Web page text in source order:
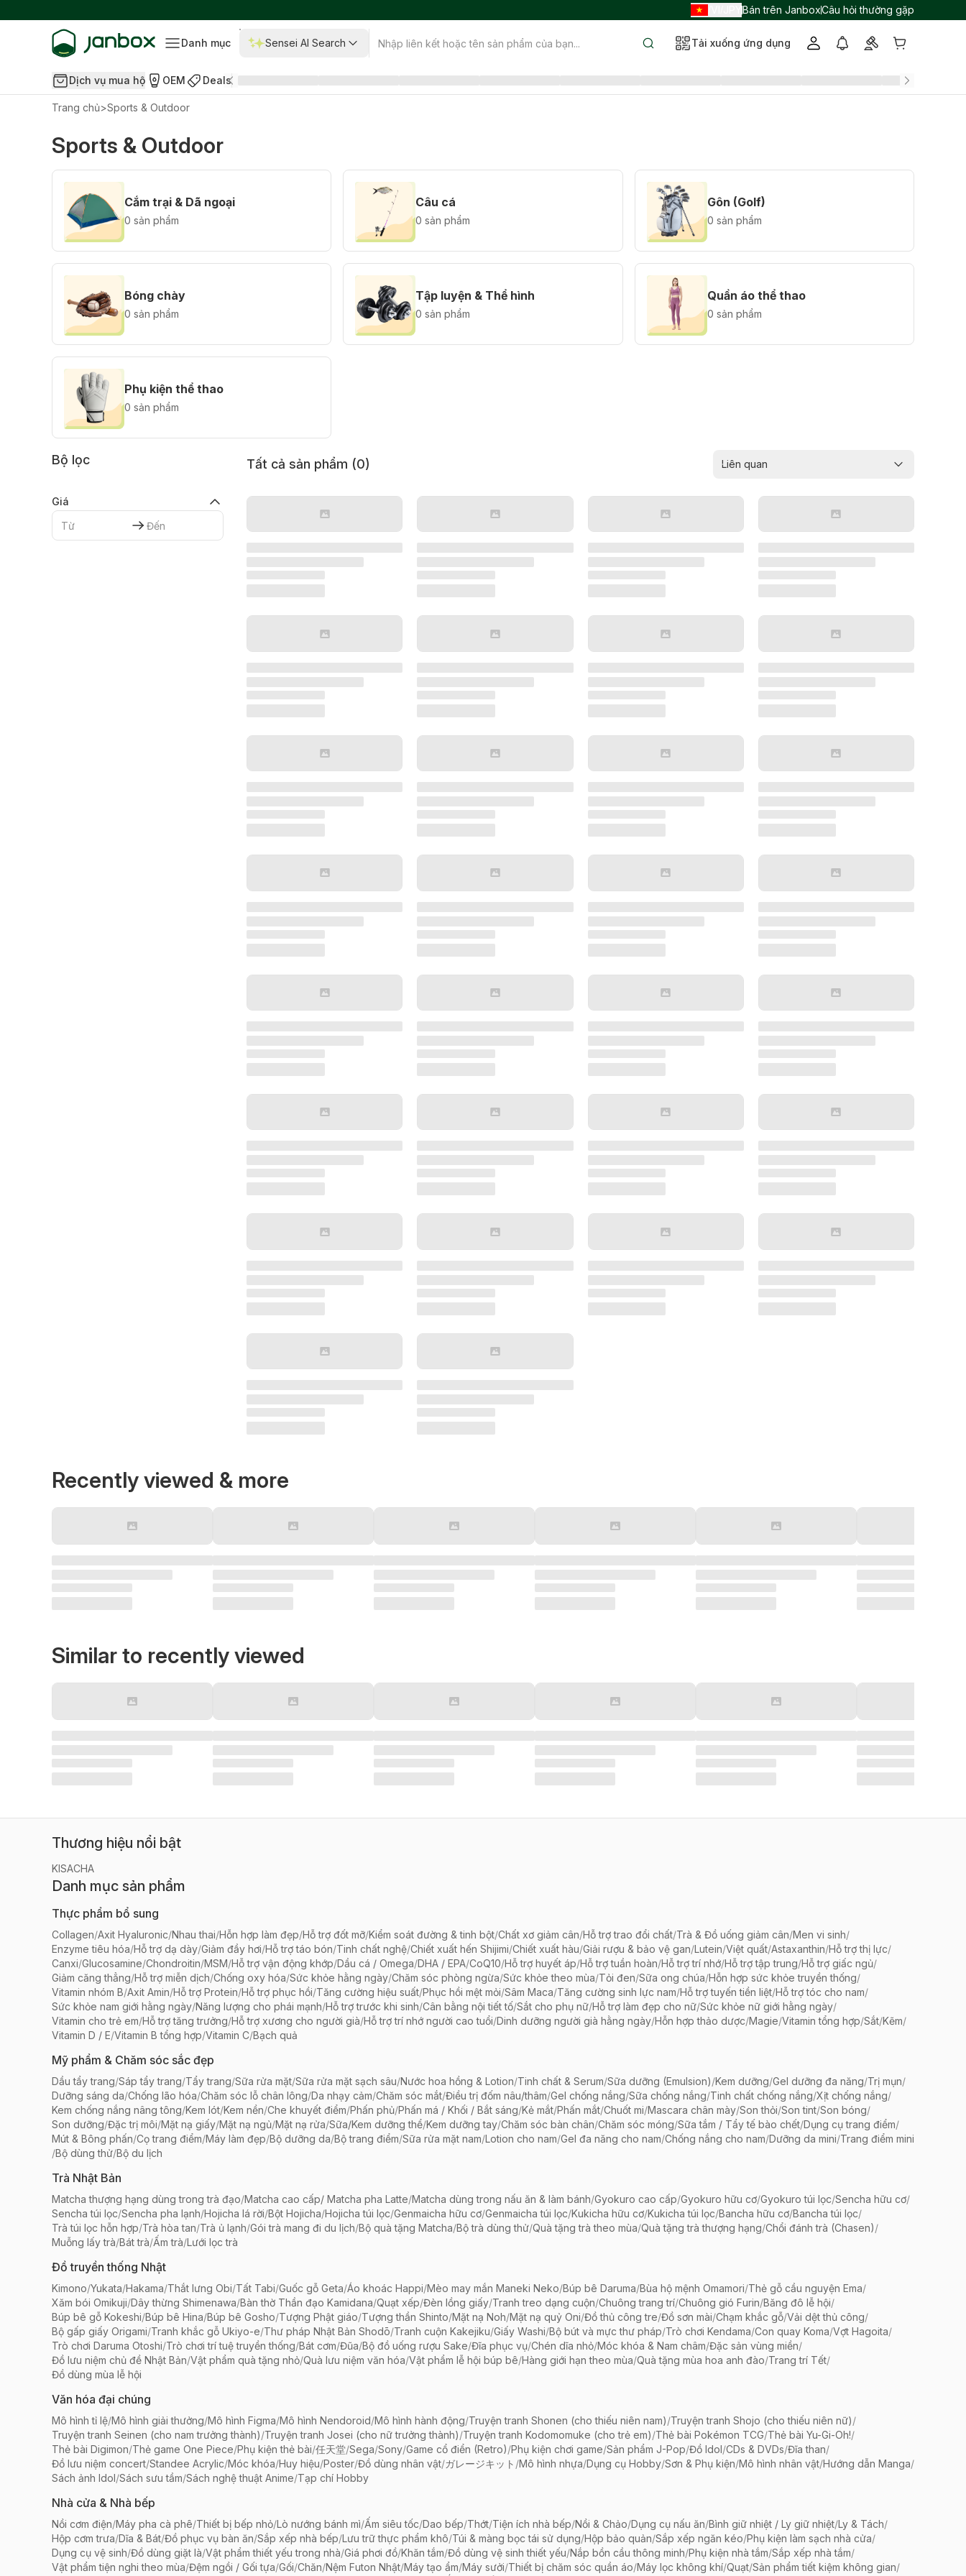
Bán trên JanboxCâu hỏi thường gặp
Danh mục Sensei AI Search Tải xuống ứng dụng
Dịch vụ mua hộ OEM Deals
Trang chủ>Sports & Outdoor
Sports & Outdoor
Cắm trại & Dã ngoại
0 sản phẩm
Câu cá
0 sản phẩm
Gôn (Golf)
0 sản phẩm
Bóng chày
0 sản phẩm
Tập luyện & Thể hình
0 sản phẩm
Quần áo thể thao
0 sản phẩm
Phụ kiện thể thao
0 sản phẩm
Bộ lọc
Giá
Tất cả sản phẩm (0) Liên quan
Recently viewed & more
Similar to recently viewed
Thương hiệu nổi bật
KISACHA
Danh mục sản phẩm
Thực phẩm bổ sung
Collagen/Axit Hyaluronic/Nhau thai/Hỗn hợp làm đẹp/Hỗ trợ đốt mỡ/Kiểm soát đường & tinh bột/Chất xơ giảm cân/Hỗ trợ trao đổi chất/Trà & Đồ uống giảm cân/Men vi sinh/
Enzyme tiêu hóa/Hỗ trợ dạ dày/Giảm đầy hơi/Hỗ trợ táo bón/Tinh chất nghệ/Chiết xuất hến Shijimi/Chiết xuất hàu/Giải rượu & bảo vệ gan/Lutein/Việt quất/Astaxanthin/Hỗ trợ thị lực/
Canxi/Glucosamine/Chondroitin/MSM/Hỗ trợ vận động khớp/Dầu cá / Omega/DHA / EPA/CoQ10/Hỗ trợ huyết áp/Hỗ trợ tuần hoàn/Hỗ trợ trí nhớ/Hỗ trợ tập trung/Hỗ trợ giấc ngủ/
Giảm căng thẳng/Hỗ trợ miễn dịch/Chống oxy hóa/Sức khỏe hằng ngày/Chăm sóc phòng ngừa/Sức khỏe theo mùa/Tỏi đen/Sữa ong chúa/Hỗn hợp sức khỏe truyền thống/
Vitamin nhóm B/Axit Amin/Hỗ trợ Protein/Hỗ trợ phục hồi/Tăng cường hiệu suất/Phục hồi mệt mỏi/Sâm Maca/Tăng cường sinh lực nam/Hỗ trợ tuyến tiền liệt/Hỗ trợ tóc cho nam/
Sức khỏe nam giới hằng ngày/Năng lượng cho phái mạnh/Hỗ trợ trước khi sinh/Cân bằng nội tiết tố/Sắt cho phụ nữ/Hỗ trợ làm đẹp cho nữ/Sức khỏe nữ giới hằng ngày/
Vitamin cho trẻ em/Hỗ trợ tăng trưởng/Hỗ trợ xương cho người già/Hỗ trợ trí nhớ người cao tuổi/Dinh dưỡng người già hằng ngày/Hỗn hợp thảo dược/Magie/Vitamin tổng hợp/Sắt/Kẽm/
Vitamin D / E/Vitamin B tổng hợp/Vitamin C/Bạch quả
Mỹ phẩm & Chăm sóc sắc đẹp
Dầu tẩy trang/Sáp tẩy trang/Tẩy trang/Sữa rửa mặt/Sữa rửa mặt sạch sâu/Nước hoa hồng & Lotion/Tinh chất & Serum/Sữa dưỡng (Emulsion)/Kem dưỡng/Gel dưỡng đa năng/Trị mụn/
Dưỡng sáng da/Chống lão hóa/Chăm sóc lỗ chân lông/Da nhạy cảm/Chăm sóc mắt/Điều trị đốm nâu/thâm/Gel chống nắng/Sữa chống nắng/Tinh chất chống nắng/Xịt chống nắng/
Kem chống nắng nâng tông/Kem lót/Kem nền/Che khuyết điểm/Phấn phủ/Phấn má / Khối / Bắt sáng/Kẻ mắt/Phấn mắt/Chuốt mi/Mascara chân mày/Son thỏi/Son tint/Son bóng/
Son dưỡng/Đặc trị môi/Mặt nạ giấy/Mặt nạ ngủ/Mặt nạ rửa/Sữa/Kem dưỡng thể/Kem dưỡng tay/Chăm sóc bàn chân/Chăm sóc móng/Sữa tắm / Tẩy tế bào chết/Dụng cụ trang điểm/
Mút & Bông phấn/Cọ trang điểm/Máy làm đẹp/Bộ dưỡng da/Bộ trang điểm/Sữa rửa mặt nam/Lotion cho nam/Gel đa năng cho nam/Chống nắng cho nam/Dưỡng da mini/Trang điểm mini
/Bộ dùng thử/Bộ du lịch
Trà Nhật Bản
Matcha thượng hạng dùng trong trà đạo/Matcha cao cấp/ Matcha pha Latte/Matcha dùng trong nấu ăn & làm bánh/Gyokuro cao cấp/Gyokuro hữu cơ/Gyokuro túi lọc/Sencha hữu cơ/
Sencha túi lọc/Sencha pha lạnh/Hojicha lá rời/Bột Hojicha/Hojicha túi lọc/Genmaicha hữu cơ/Genmaicha túi lọc/Kukicha hữu cơ/Kukicha túi lọc/Bancha hữu cơ/Bancha túi lọc/
Trà túi lọc hỗn hợp/Trà hòa tan/Trà ủ lạnh/Gói trà mang đi du lịch/Bộ quà tặng Matcha/Bộ trà dùng thử/Quà tặng trà theo mùa/Quà tặng trà thượng hạng/Chổi đánh trà (Chasen)/
Muỗng lấy trà/Bát trà/Ấm trà/Lưới lọc trà
Đồ truyền thống Nhật
Kimono/Yukata/Hakama/Thắt lưng Obi/Tất Tabi/Guốc gỗ Geta/Áo khoác Happi/Mèo may mắn Maneki Neko/Búp bê Daruma/Bùa hộ mệnh Omamori/Thẻ gỗ cầu nguyện Ema/
Xăm bói Omikuji/Dây thừng Shimenawa/Bàn thờ Thần đạo Kamidana/Quạt xếp/Đèn lồng giấy/Tranh treo dạng cuộn/Chuông trang trí/Chuông gió Furin/Băng đô lễ hội/
Búp bê gỗ Kokeshi/Búp bê Hina/Búp bê Gosho/Tượng Phật giáo/Tượng thần Shinto/Mặt nạ Noh/Mặt nạ quỷ Oni/Đồ thủ công tre/Đồ sơn mài/Chạm khắc gỗ/Vải dệt thủ công/
Bộ gấp giấy Origami/Tranh khắc gỗ Ukiyo-e/Thư pháp Nhật Bản Shodō/Tranh cuộn Kakejiku/Giấy Washi/Bộ bút và mực thư pháp/Trò chơi Kendama/Con quay Koma/Vợt Hagoita/
Trò chơi Daruma Otoshi/Trò chơi trí tuệ truyền thống/Bát cơm/Đũa/Bộ đồ uống rượu Sake/Đĩa phục vụ/Chén dĩa nhỏ/Móc khóa & Nam châm/Đặc sản vùng miền/
Đồ lưu niệm chủ đề Nhật Bản/Vật phẩm quà tặng nhỏ/Quà lưu niệm văn hóa/Vật phẩm lễ hội búp bê/Hàng giới hạn theo mùa/Quà tặng mùa hoa anh đào/Trang trí Tết/
Đồ dùng mùa lễ hội
Văn hóa đại chúng
Mô hình tỉ lệ/Mô hình giải thưởng/Mô hình Figma/Mô hình Nendoroid/Mô hình hành động/Truyện tranh Shonen (cho thiếu niên nam)/Truyện tranh Shojo (cho thiếu niên nữ)/
Truyện tranh Seinen (cho nam trưởng thành)/Truyện tranh Josei (cho nữ trưởng thành)/Truyện tranh Kodomomuke (cho trẻ em)/Thẻ bài Pokémon TCG/Thẻ bài Yu-Gi-Oh!/
Thẻ bài Digimon/Thẻ game One Piece/Phụ kiện thẻ bài/任天堂/Sega/Sony/Game cổ điển (Retro)/Phụ kiện chơi game/Sản phẩm J-Pop/Đồ Idol/CDs & DVDs/Đĩa than/
Đồ lưu niệm concert/Standee Acrylic/Móc khóa/Huy hiệu/Poster/Đồ dùng nhân vật/ガレージキット /Mô hình nhựa/Dụng cụ Hobby/Sơn & Phụ kiện/Mô hình nhân vật/Hướng dẫn Manga/
Sách ảnh Idol/Sách sưu tầm/Sách nghệ thuật Anime/Tạp chí Hobby
Nhà cửa & Nhà bếp
Nồi cơm điện/Máy pha cà phê/Thiết bị bếp nhỏ/Lò nướng bánh mì/Ấm siêu tốc/Dao bếp/Thớt/Tiện ích nhà bếp/Nồi & Chảo/Dụng cụ nấu ăn/Bình giữ nhiệt / Ly giữ nhiệt/Ly & Tách/
Hộp cơm trưa/Dĩa & Bát/Đồ phục vụ bàn ăn/Sắp xếp nhà bếp/Lưu trữ thực phẩm khô/Túi & màng bọc tái sử dụng/Hộp bảo quản/Sắp xếp ngăn kéo/Phụ kiện làm sạch nhà cửa/
Dụng cụ vệ sinh/Đồ dùng giặt là/Vật phẩm thiết yếu trong nhà/Giá phơi đồ/Khăn tắm/Đồ dùng vệ sinh thiết yếu/Nắp bồn cầu thông minh/Phụ kiện nhà tắm/Sắp xếp nhà tắm/
Vật phẩm tiện nghi theo mùa/Đệm ngồi / Gối tựa/Gối/Chăn/Nệm Futon Nhật/Máy tạo ẩm/Máy sưởi/Thiết bị chăm sóc quần áo/Máy lọc không khí/Quạt/Sản phẩm tiết kiệm không gian/